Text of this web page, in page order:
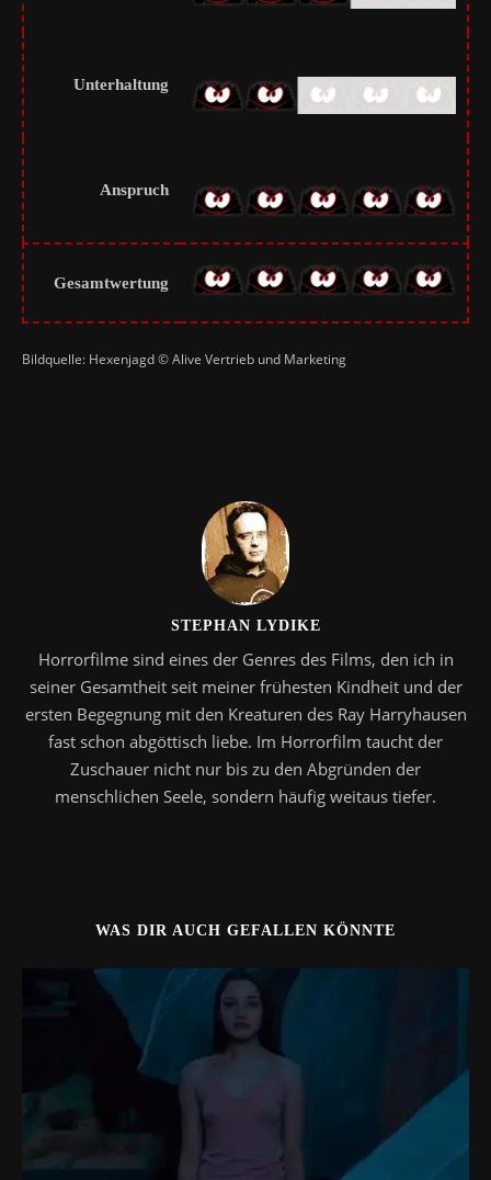
Unterhaltung
Anspruch
Gesamtwertung
Bildquelle: Hexenjagd © Alive Vertrieb und Marketing
STEPHAN LYDIKE
Horrorfilme sind eines der Genres des Films, den ich in
seiner Gesamtheit seit meiner frühesten Kindheit und der
ersten Begegnung mit den Kreaturen des Ray Harryhausen
fast schon abgöttisch liebe. Im Horrorfilm taucht der
Zuschauer nicht nur bis zu den Abgründen der
menschlichen Seele, sondern häufig weitaus tiefer.
WAS DIR AUCH GEFALLEN KÖNNTE